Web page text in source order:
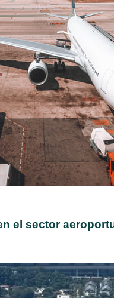
el sector